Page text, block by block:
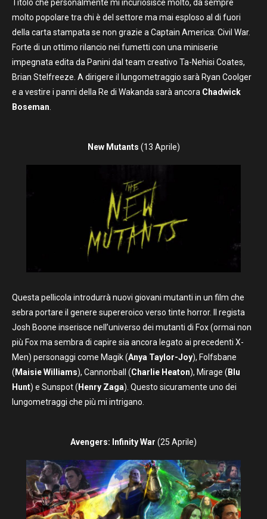
Titolo che personalmente mi incuriosisce molto, da sempre
molto popolare tra chi è del settore ma mai esploso al di fuori
della carta stampata se non grazie a Captain America: Civil War.
Forte di un ottimo rilancio nei fumetti con una miniserie
impegnata edita da Panini dal team creativo Ta-Nehisi Coates,
Brian Stelfreeze. A dirigere il lungometraggio sarà Ryan Coolger
e a vestire i panni della Re di Wakanda sarà ancora Chadwick
Boseman
New Mutants (13 Aprile)
Questa pellicola introdurrà nuovi giovani mutanti in un film che
sebra portare il genere supereroico verso tinte horror. Il regista
Josh Boone inserisce nell’universo dei mutanti di Fox (ormai non
più Fox ma sembra di capire sia ancora legato ai precedenti X-
Men) personaggi come Magik (Anya Taylor-Joy), Folfsbane
( Maisie Williams), Cannonball (Charlie Heaton), Mirage ( Blu
Hunt) e Sunspot ( Henry Zaga). Questo sicuramente uno dei
lungometraggi che più mi intrigano.
Avengers: Infinity War (25 Aprile)